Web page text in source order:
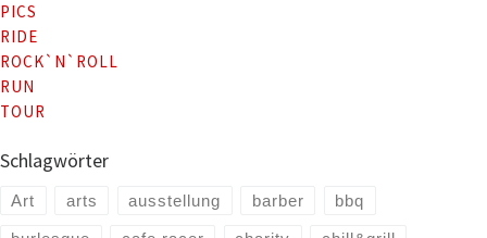
PICS
RIDE
ROCK`N`ROLL
RUN
TOUR
Schlagwörter
Art arts ausstellung barber bbq